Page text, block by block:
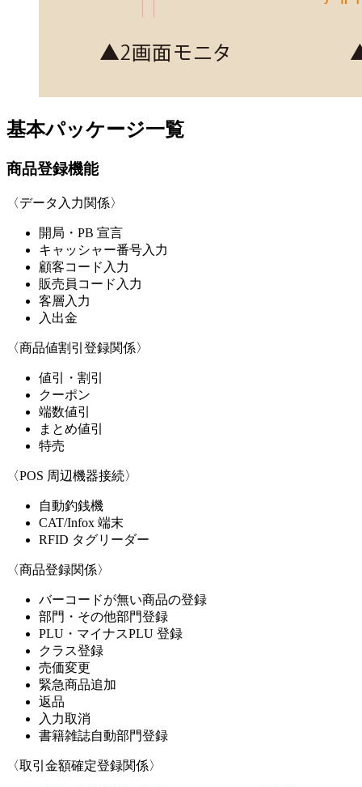
基本パッケージ一覧
商品登録機能
〈データ入力関係〉
開局・PB 宣言
キャッシャー番号入力
顧客コード入力
販売員コード入力
客層入力
入出金
〈商品値割引登録関係〉
値引・割引
クーポン
端数値引
まとめ値引
特売
〈POS 周辺機器接続〉
自動釣銭機
CAT/Infox 端末
RFID タグリーダー
〈商品登録関係〉
バーコードが無い商品の登録
部門・その他部門登録
PLU・マイナスPLU 登録
クラス登録
売価変更
緊急商品追加
返品
入力取消
書籍雑誌自動部門登録
〈取引金額確定登録関係〉